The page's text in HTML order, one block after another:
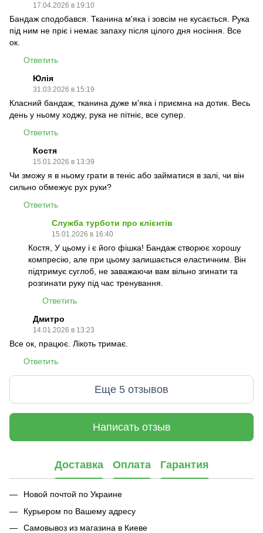
17.04.2026 в 19:10
Бандаж сподобався. Тканина м'яка і зовсім не кусається. Рука
під ним не пріє і немає запаху після цілого дня носіння. Все
ок.
Ответить
Юлія
31.03.2026 в 15:19
Класний бандаж, тканина дуже м'яка і приємна на дотик. Весь
день у ньому ходжу, рука не пітніє, все супер.
Ответить
Костя
15.01.2026 в 13:39
Чи зможу я в ньому грати в теніс або займатися в залі, чи він
сильно обмежує рух руки?
Ответить
Служба турботи про клієнтів
15.01.2026 в 16:40
Костя, У цьому і є його фішка! Бандаж створює хорошу
компресію, але при цьому залишається еластичним. Він
підтримує суглоб, не заважаючи вам вільно згинати та
розгинати руку під час тренування.
Ответить
Дмитро
14.01.2026 в 13:23
Все ок, працює. Лікоть тримає.
Ответить
Еще 5 отзывов
Написать отзыв
Доставка Оплата Гарантия
Новой почтой по Украине
Курьером по Вашему адресу
Самовывоз из магазина в Киеве